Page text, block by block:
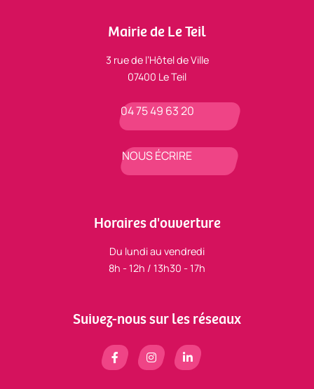
Mairie de Le Teil
3 rue de l’Hôtel de Ville
07400 Le Teil
04 75 49 63 20
NOUS ÉCRIRE
Horaires d'ouverture
Du lundi au vendredi
8h - 12h / 13h30 - 17h
Suivez-nous sur les réseaux